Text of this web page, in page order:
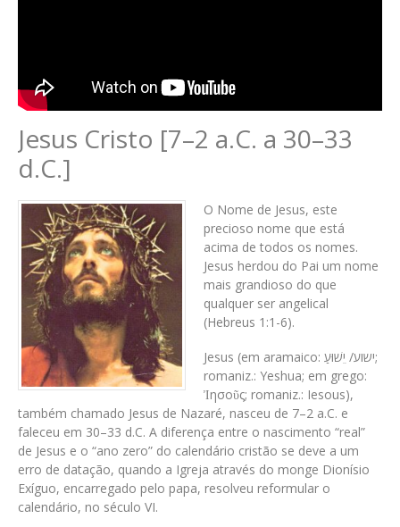
Jesus Cristo [7–2 a.C. a 30–33
d.C.]
O Nome de Jesus, este
precioso nome que está
acima de todos os nomes.
Jesus herdou do Pai um nome
mais grandioso do que
qualquer ser angelical
(Hebreus 1:1-6).
Jesus (em aramaico: ישוע/ יֵשׁוּעַ;
romaniz.: Yeshua; em grego:
Ἰησοῦς; romaniz.: Iesous),
também chamado Jesus de Nazaré, nasceu de 7–2 a.C. e
faleceu em 30–33 d.C. A diferença entre o nascimento “real”
de Jesus e o “ano zero” do calendário cristão se deve a um
erro de datação, quando a Igreja através do monge Dionísio
Exíguo, encarregado pelo papa, resolveu reformular o
calendário, no século VI.